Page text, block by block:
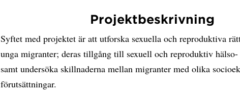
Projektbeskrivning
Syftet med projektet är att utforska sexuella och reproduktiva
unga migranter; deras tillgång till sexuell och reproduktiv
samt undersöka skillnaderna mellan migranter med olika
förutsättningar.